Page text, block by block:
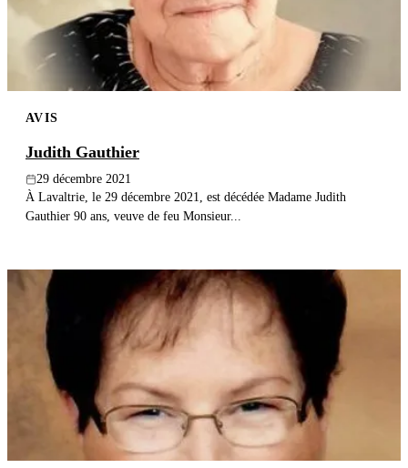
AVIS
Judith Gauthier
29 décembre 2021
À Lavaltrie, le 29 décembre 2021, est décédée Madame Judith
Gauthier 90 ans, veuve de feu Monsieur...